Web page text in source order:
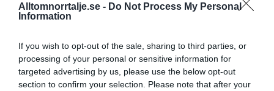
Alltomnorrtalje.se - Do Not Process My Personal
Information
If you wish to opt-out of the sale, sharing to third parties, or
processing of your personal or sensitive information for
targeted advertising by us, please use the below opt-out
section to confirm your selection. Please note that after your